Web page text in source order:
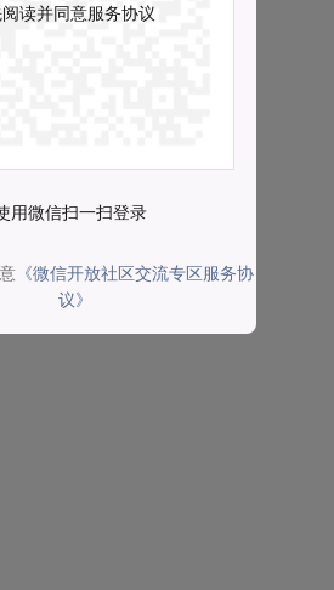
读并同意服务协议
用微信扫一扫登录
《微信开放社区交流专区服务协
议》